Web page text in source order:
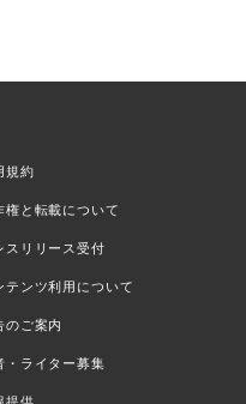
規約
権と転載について
スリリース受付
テンツ利用について
のご案内
・ライター募集